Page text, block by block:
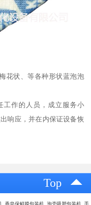
花状、等各种形状蓝泡泡
工作的人员，成立服务小
响应，并在内保证设备恢
Top